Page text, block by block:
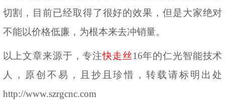
切割，目前已经取得了很好的效果，但是大家绝对
不能以价格低廉，为根本来去冲销量。
以上文章来源于，专注快走丝16年的仁光智能技术
人，原创不易，且抄且珍惜，转载请标明出处
http://www.szrgcnc.com